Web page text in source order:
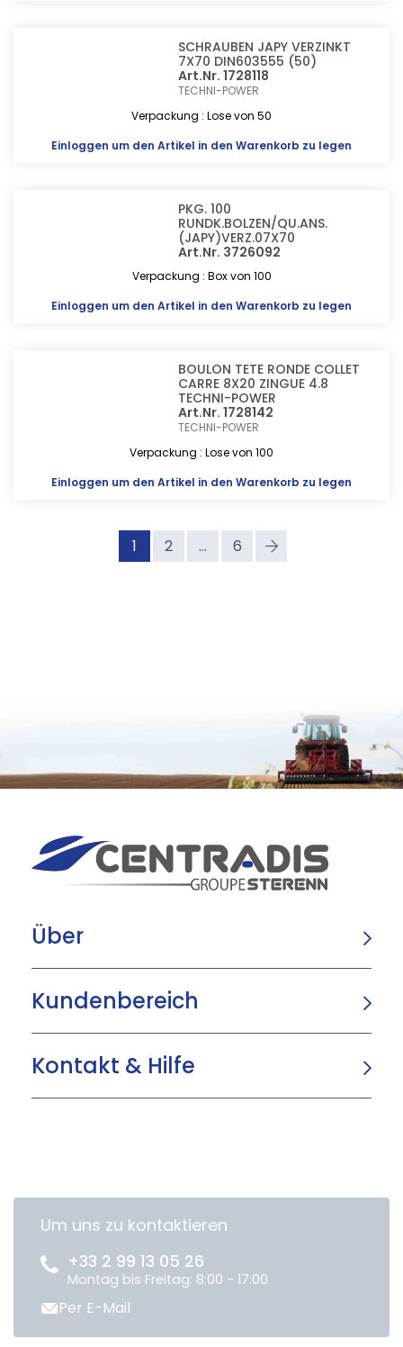
SCHRAUBEN JAPY VERZINKT
7X70 DIN603555 (50)
Art.Nr. 1728118
TECHNI-POWER
Verpackung : Lose von 50
Einloggen um den Artikel in den Warenkorb zu legen
PKG. 100
RUNDK.BOLZEN/QU.ANS.
(JAPY)VERZ.07X70
Art.Nr. 3726092
Verpackung : Box von 100
Einloggen um den Artikel in den Warenkorb zu legen
BOULON TETE RONDE COLLET
CARRE 8X20 ZINGUE 4.8
TECHNI-POWER
Art.Nr. 1728142
TECHNI-POWER
Verpackung : Lose von 100
Einloggen um den Artikel in den Warenkorb zu legen
1 2 ... 6
Über
Kundenbereich
Kontakt & Hilfe
Um uns zu kontaktieren
+33 2 99 13 05 26
Montag bis Freitag: 8:00 - 17:00
Per E-Mail